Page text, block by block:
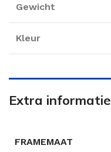
Gewicht
Kleur
Extra informatie
FRAMEMAAT